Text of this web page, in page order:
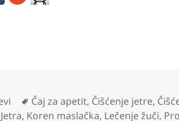
Oznake
Čaj za apetit, Čišćenje jetre,
Jetra, Koren maslačka, Lečenje žuči,